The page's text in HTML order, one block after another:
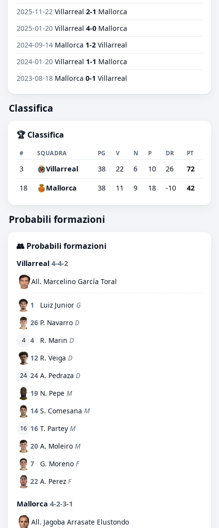
2025-11-22 Villarreal 2-1 Mallorca
2025-01-20 Villarreal 4-0 Mallorca
2024-09-14 Mallorca 1-2 Villarreal
2024-01-20 Villarreal 1-1 Mallorca
2023-08-18 Mallorca 0-1 Villarreal
Classifica
🏆 Classifica
# SQUADRA PG V N P DR PT
3 Villarreal 38 22 6 10 26 72
18 Mallorca 38 11 9 18 -10 42
Probabili formazioni
👥 Probabili formazioni
Villarreal 4-4-2
All. Marcelino García Toral
1 Luiz Junior G
26 P. Navarro D
4 4 R. Marin D
12 R. Veiga D
24 24 A. Pedraza D
19 N. Pepe M
14 S. Comesana M
16 16 T. Partey M
20 A. Moleiro M
7
G. Moreno F
22 A. Perez F
Mallorca 4-2-3-1
All. Jagoba Arrasate Elustondo